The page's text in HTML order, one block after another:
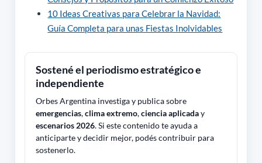
10 Ideas Creativas para Celebrar la Navidad:
Guía Completa para unas Fiestas Inolvidables
Sostené el periodismo estratégico e
independiente
Orbes Argentina investiga y publica sobre
emergencias,clima extremo,ciencia aplicaday
escenarios 2026. Si este contenido te ayuda a
anticiparte y decidir mejor, podés contribuir para
sostenerlo.